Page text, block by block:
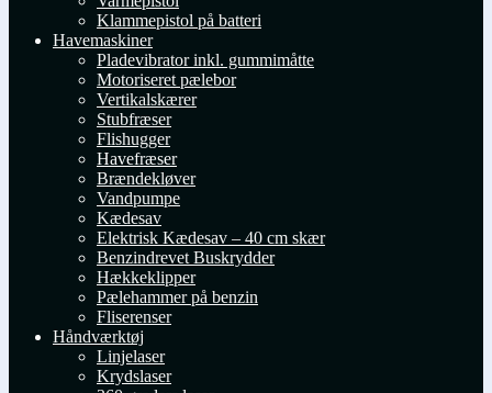
Klammepistol på batteri
Havemaskiner
Pladevibrator inkl. gummimåtte
Motoriseret pælebor
Vertikalskærer
Stubfræser
Flishugger
Havefræser
Brændekløver
Vandpumpe
Kædesav
Elektrisk Kædesav – 40 cm skær
Benzindrevet Buskrydder
Hækkeklipper
Pælehammer på benzin
Fliserenser
Håndværktøj
Linjelaser
Krydslaser